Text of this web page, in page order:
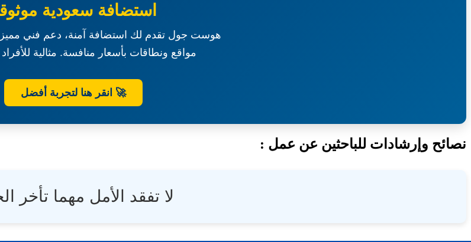
استضافة سعودية
هوست جول تقدم لك استضافة آمنة، دعم فني
مواقع ونطاقات بأسعار منافسة. مثالية
🚀 انقر هنا لتجربة أفضل
نصائح وإرشادات للباحثين عن عمل :
لا تفقد الأمل مهما تأخر